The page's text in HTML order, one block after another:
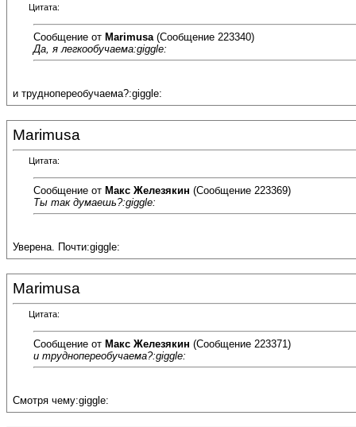
Цитата:
Сообщение от Marimusa (Сообщение 223340)
Да, я легкообучаема:giggle:
и труднопереобучаема?:giggle:
Marimusa
Цитата:
Сообщение от Макс Железякин (Сообщение 223369)
Ты так думаешь?:giggle:
Уверена. Почти:giggle:
Marimusa
Цитата:
Сообщение от Макс Железякин (Сообщение 223371)
и труднопереобучаема?:giggle:
Смотря чему:giggle: